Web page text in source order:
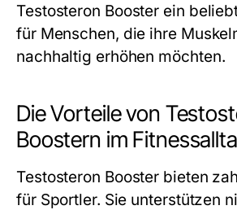
Testosteron Booster ein
für Menschen, die ihre
nachhaltig erhöhen möchten.
Die Vorteile von
Boostern im
Testosteron Booster bieten
für Sportler. Sie unterstützen